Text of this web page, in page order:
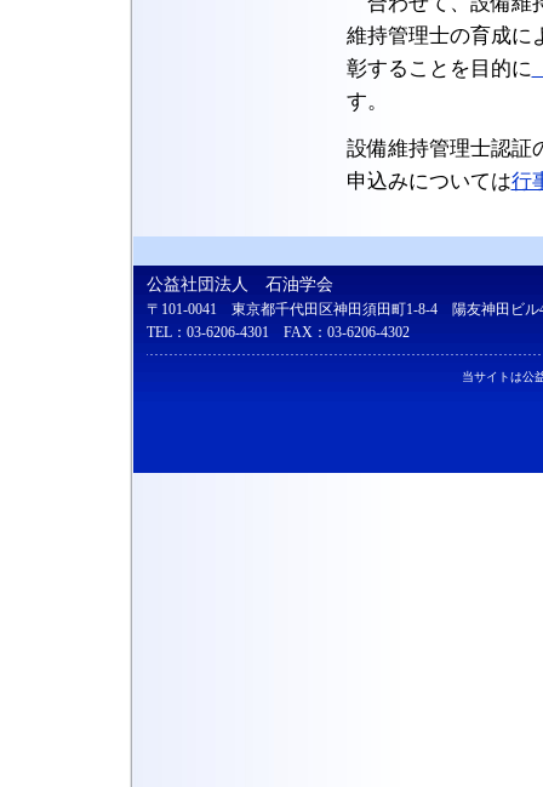
維持管理士の育成に
彰することを目的に
す。
設備維持管理士認証
申込みについては行